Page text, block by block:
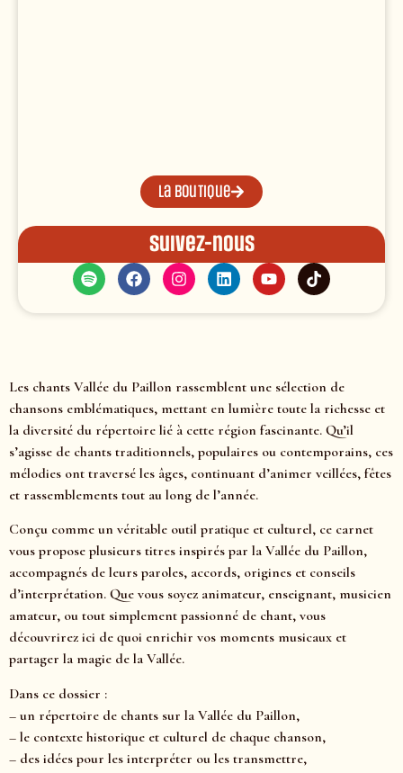
La boutique
Suivez-nous
Les chants Vallée du Paillon rassemblent une sélection de
chansons emblématiques, mettant en lumière toute la richesse et
la diversité du répertoire lié à cette région fascinante. Qu’il
s’agisse de chants traditionnels, populaires ou contemporains, ces
mélodies ont traversé les âges, continuant d’animer veillées, fêtes
et rassemblements tout au long de l’année.
Conçu comme un véritable outil pratique et culturel, ce carnet
vous propose plusieurs titres inspirés par la Vallée du Paillon,
accompagnés de leurs paroles, accords, origines et conseils
d’interprétation. Que vous soyez animateur, enseignant, musicien
amateur, ou tout simplement passionné de chant, vous
découvrirez ici de quoi enrichir vos moments musicaux et
partager la magie de la Vallée.
Dans ce dossier :
– un répertoire de chants sur la Vallée du Paillon,
– le contexte historique et culturel de chaque chanson,
– des idées pour les interpréter ou les transmettre,